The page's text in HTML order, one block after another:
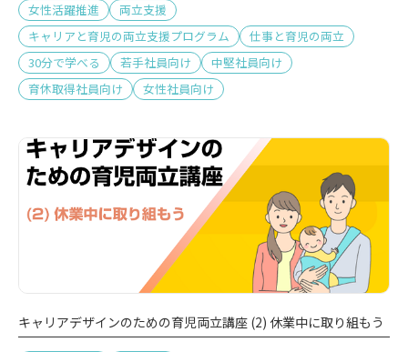
女性活躍推進
両立支援
キャリアと育児の両立支援プログラム
仕事と育児の両立
30分で学べる
若手社員向け
中堅社員向け
育休取得社員向け
女性社員向け
キャリアデザインのための育児両立講座 (2) 休業中に取り組もう